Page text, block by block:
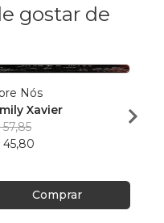
gostar de
Nós
Xavier
45,80
Comprar
R$